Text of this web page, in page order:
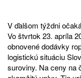
V ďalšom týždni
Vo štvrtok 23. apríla
obnovené dodávky
logistickú situáciu
suroviny. Na ceny na